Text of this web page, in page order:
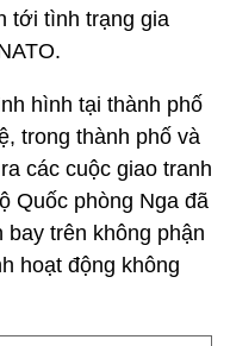
tới tình trạng gia
hình tại thành phố
trong thành phố và
các cuộc giao tranh
Quốc phòng Nga đã
trên không phận
hoạt động không